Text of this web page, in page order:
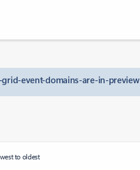
grid-event-domains-are-in-preview
to oldest